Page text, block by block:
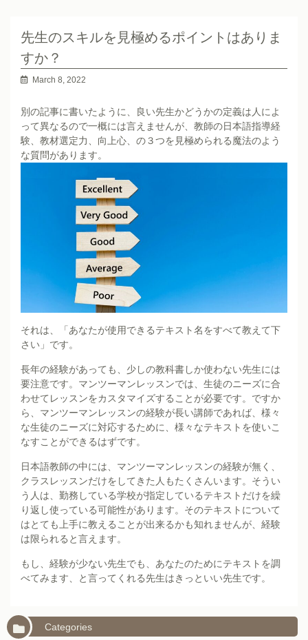
先生のスキルを見極めるポイントはありま
すか？
March 8, 2022
別の記事に書いたように、良い先生かどうかの定義は人によ
って異なるので一概には言えませんが、教師の日本語指導経
験、教材選定力、向上心、の３つを見極められる魔法のよう
な質問があります。
それは、「あなたが使用できるテキスト名をすべて教えて下
さい」です。
長年の経験があっても、少しの教科書しか使わない先生には
要注意です。マンツーマンレッスンでは、生徒のニーズに合
わせてレッスンをカスタマイズすることが必要です。ですか
ら、マンツーマンレッスンの経験が長い講師であれば、様々
な生徒のニーズに対応するために、様々なテキストを使いこ
なすことができるはずです。
日本語教師の中には、マンツーマンレッスンの経験が無く、
クラスレッスンだけをしてきた人もたくさんいます。そうい
う人は、勤務している学校が指定しているテキストだけを繰
り返し使っている可能性があります。そのテキストについて
はとても上手に教えることが出来るかも知れませんが、経験
は限られると言えます。
もし、経験が少ない先生でも、あなたのためにテキストを調
べてみます、と言ってくれる先生はきっといい先生です。
Categories